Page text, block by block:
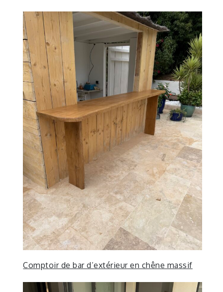
Comptoir de bar d’extérieur en chêne massif